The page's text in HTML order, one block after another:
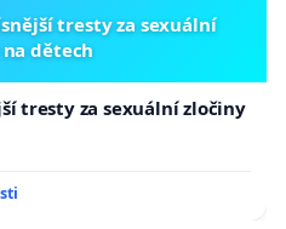
tresty za sexuální
dětech
tresty za sexuální zločiny